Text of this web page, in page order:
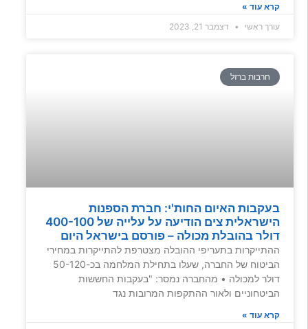
קרא עוד »
עורך ראשי
דצמבר 21, 2023
חרבות ברזל
בעקבות האיום החות'י: חברת הספנות
הישראלית צים הודיעה על עלייה של 400-100
דולר בהובלת מכולה – פורסם בישראל היום
ההתייקרות בתעריפי ההובלה מצטרפת להתייקרות במחירי
הביטוח של החברה, שעלו בתחילת המלחמה בכ-50-120
דולר למכולה • מהחברה נמסר: "בעקבות החששות
הביטחוניים ולאור ההתקפות המרובות נגד
קרא עוד »